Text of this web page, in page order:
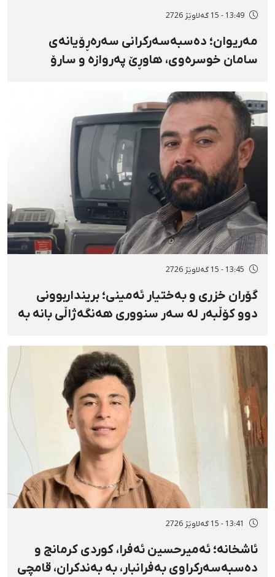
13:49 - 15 گەلاوێژ 2726
مەریوان؛ دەسبەسەرکرانی سەرەڕۆیانەی
سامان خوسرەوی، هاوڕێ پەروازە و سارۆ
گواستنەوەیان بۆ شوێنێکی نادیار
13:45 - 15 گەلاوێژ 2726
گۆران خزری و بەختیار ئەمینی؛ برینداربوونی
دوو کۆڵبەر لە سەر سنووری هەنگەژاڵی بانه بە
تەقینەوەی مین
13:41 - 15 گەلاوێژ 2726
ئاشخانە؛ ئەمیرحسین ئەفرا، کوردی کرمانج و
دەسبەسەرکراوی بەفرانبار، بە بەندکران، قامچی